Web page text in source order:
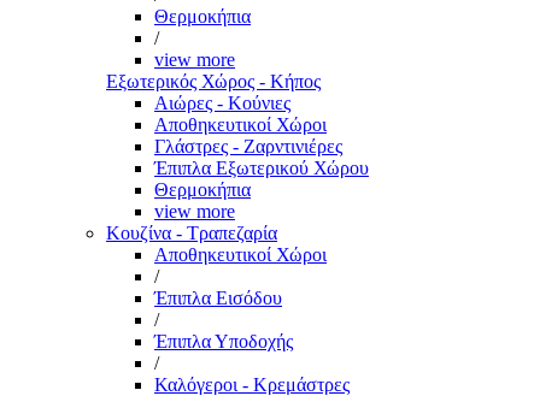
Θερμοκήπια
/
view more
Εξωτερικός Χώρος - Κήπος
Αιώρες - Κούνιες
Αποθηκευτικοί Χώροι
Γλάστρες - Ζαρντινιέρες
Έπιπλα Εξωτερικού Χώρου
Θερμοκήπια
view more
Κουζίνα - Τραπεζαρία
Αποθηκευτικοί Χώροι
/
Έπιπλα Εισόδου
/
Έπιπλα Υποδοχής
/
Καλόγεροι - Κρεμάστρες